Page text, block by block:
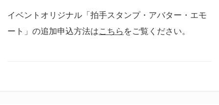
イベントオリジナル「拍手スタンプ・アバター・エモ
ート」の追加申込方法はこちら をご覧ください。